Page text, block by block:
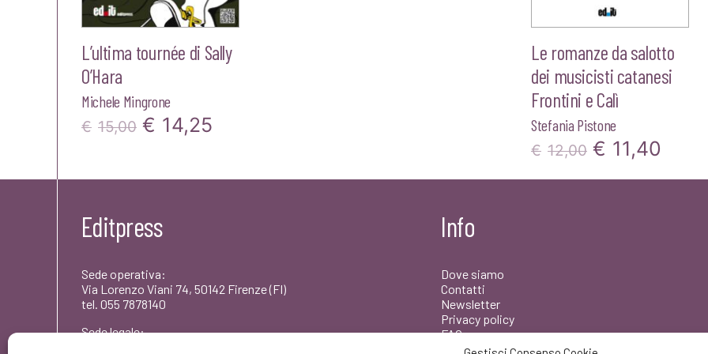
L’ultima tournée di Sally
O’Hara
Michele Mingrone
€ 15,00 Il
originale
€15,00.
€ 14,25
attuale
Le romanze da salotto
dei musicisti catanesi
Frontini e Calì
Stefania Pistone
€ 12,00 Il
prezzo
€ 11,40
Editpress
Sede operativa:
Via Lorenzo Viani 74, 50142 Firenze (FI)
tel. 055 7878140
Sede legale:
Info
Dove siamo
Contatti
Newsletter
Privacy policy
FAQ